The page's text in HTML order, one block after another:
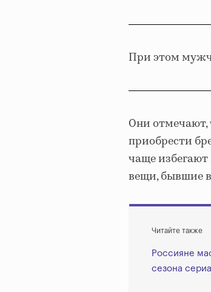
При этом
Они отмечают,
приобрести
чаще
вещи, бывшие
Читайте также
Россияне
сезона